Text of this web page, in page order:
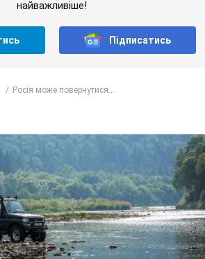
найважливіше!
Підписатись
Росія може повернутися...